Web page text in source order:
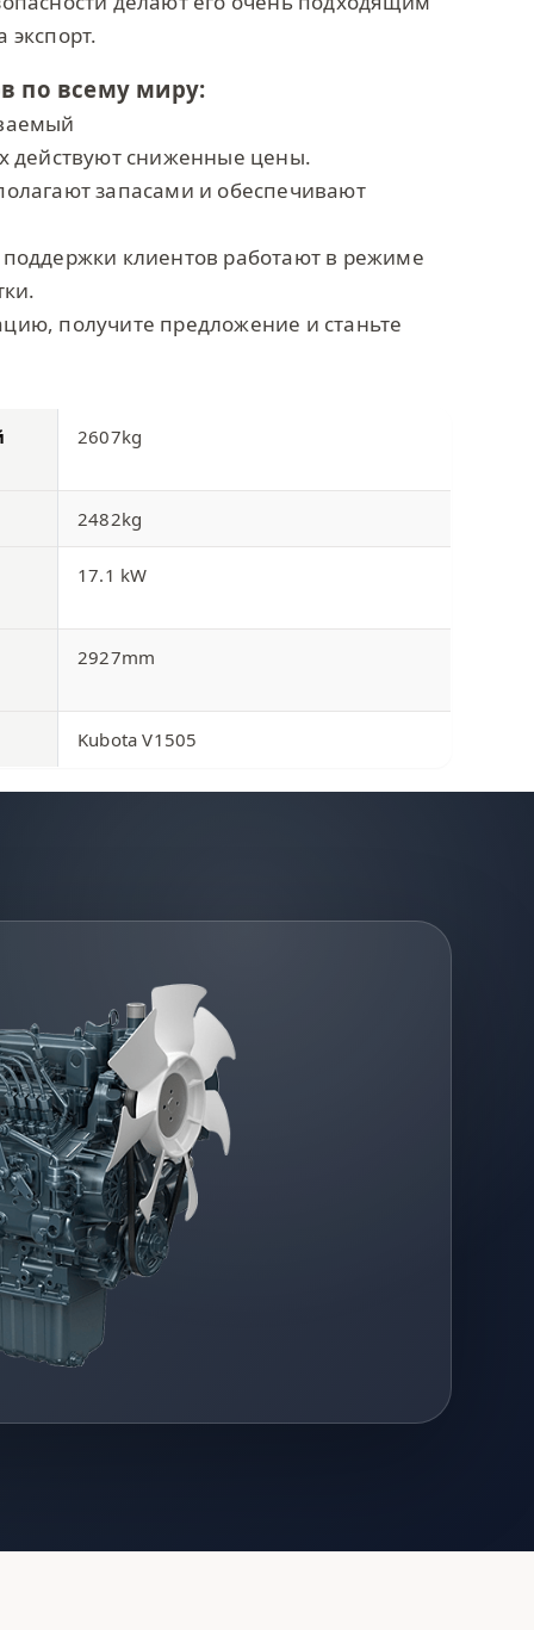
по всему миру:
действуют сниженные цены.
запасами и обеспечивают
клиентов работают в режиме
получите предложение и станьте
2607kg
2482kg
17.1 kW
2927mm
Kubota V1505